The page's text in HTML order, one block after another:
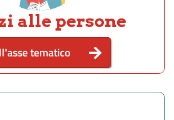
alle persone
tematico